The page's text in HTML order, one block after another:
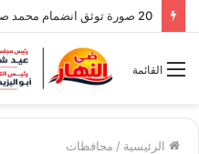
القائمة
الرئيسية / محافظات